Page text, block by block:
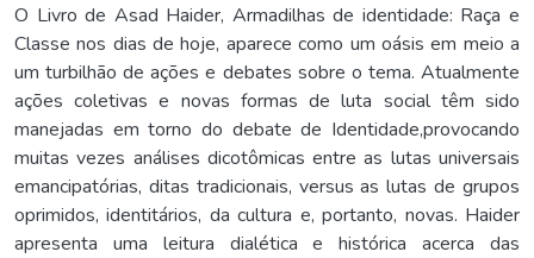
O Livro de Asad Haider, Armadilhas de identidade: Raça e
Classe nos dias de hoje, aparece como um oásis em meio a
um turbilhão de ações e debates sobre o tema. Atualmente
ações coletivas e novas formas de luta social têm sido
manejadas em torno do debate de Identidade,provocando
muitas vezes análises dicotômicas entre as lutas universais
emancipatórias, ditas tradicionais, versus as lutas de grupos
oprimidos, identitários, da cultura e, portanto, novas. Haider
apresenta uma leitura dialética e histórica acerca das